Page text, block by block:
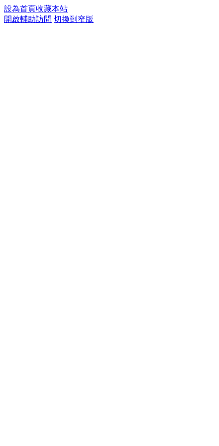
設為首頁收藏本站
開啟輔助訪問 切換到窄版